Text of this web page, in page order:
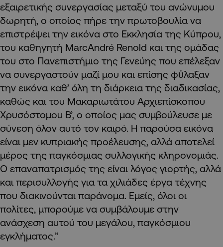
εξαιρετικής συνεργασίας μεταξύ του ανώνυμου
δωρητή, ο οποίος πήρε την πρωτοβουλία να
επιστρέψει την εικόνα στο Εκκλησία της Κύπρου,
του καθηγητή MarcAndré Renold και της ομάδας
του στο Πανεπιστήμιο της Γενεύης που επέλεξαν
να συνεργαστούν μαζί μου και επίσης φὐλαξαν
την εικόνα καθ’ όλη τη διάρκεια της διαδικασίας,
καθώς και του Μακαριωτάτου Αρχιεπίσκοπου
Χρυσόστομου Β’, ο οποίος μας συμβούλευσε με
σύνεση όλον αυτό τον καιρό. Η παρούσα εικόνα
είναι μεν κυπριακής προέλευσης, αλλά αποτελεί
μέρος της παγκόσμιας συλλογικής κληρονομιάς.
Ο επαναπατρισμός της είναι λόγος γιορτής, αλλά
και περισυλλογής για τα χιλιάδες έργα τέχνης
που διακινούνται παράνομα. Εμείς, όλοι οι
πολίτες, μπορούμε να συμβάλουμε στην
ανάσχεση αυτού του μεγάλου, παγκόσμιου
εγκλήματος.”